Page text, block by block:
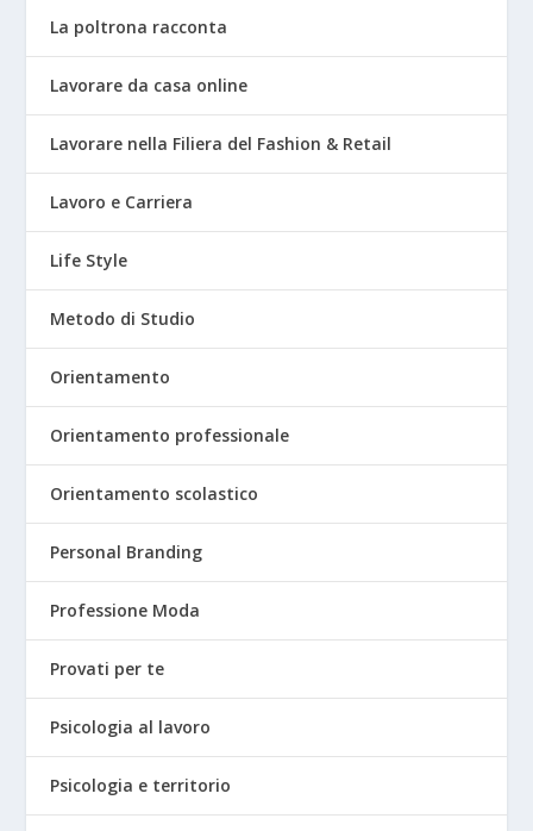
La poltrona racconta
Lavorare da casa online
Lavorare nella Filiera del Fashion & Retail
Lavoro e Carriera
Life Style
Metodo di Studio
Orientamento
Orientamento professionale
Orientamento scolastico
Personal Branding
Professione Moda
Provati per te
Psicologia al lavoro
Psicologia e territorio